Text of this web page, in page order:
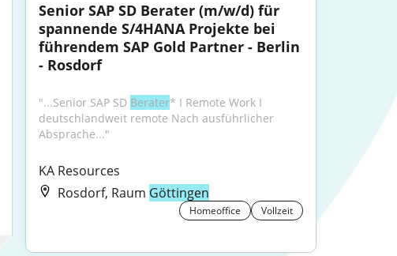
Senior SAP SD Berater (m/w/d) für
spannende S/4HANA Projekte bei
führendem SAP Gold Partner - Berlin
- Rosdorf
"...Senior SAP SD Berater* I Remote Work I
deutschlandweit remote Nach ausführlicher
Absprache..."
KA Resources
Rosdorf, Raum Göttingen
Homeoffice Vollzeit